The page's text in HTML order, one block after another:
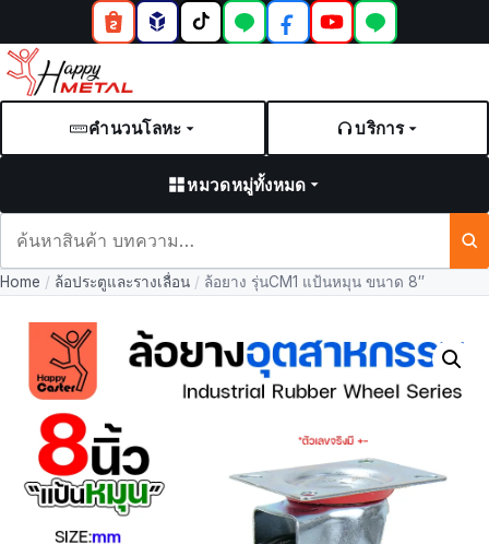
คำนวนโลหะ บริการ
หมวดหมู่ทั้งหมด
และ
Home / ล้อประตูและรางเลื่อน / ล้อยาง รุ่นCM1 แป้นหมุน ขนาด 8″